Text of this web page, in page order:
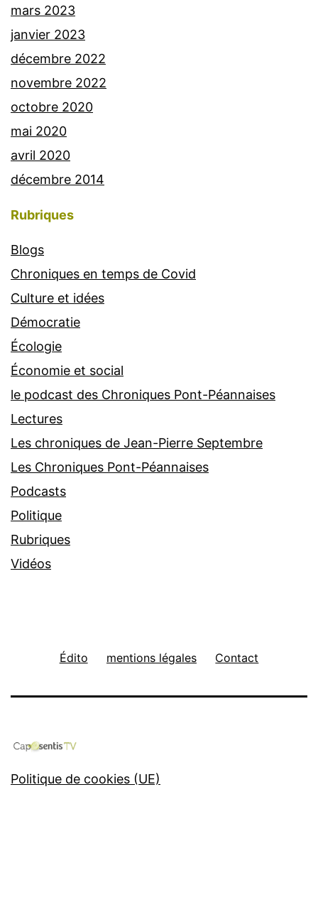
mars 2023
janvier 2023
décembre 2022
novembre 2022
octobre 2020
mai 2020
avril 2020
décembre 2014
Rubriques
Blogs
Chroniques en temps de Covid
Culture et idées
Démocratie
Écologie
Économie et social
le podcast des Chroniques Pont-Péannaises
Lectures
Les chroniques de Jean-Pierre Septembre
Les Chroniques Pont-Péannaises
Podcasts
Politique
Rubriques
Vidéos
Édito mentions légales Contact
Politique de cookies (UE)